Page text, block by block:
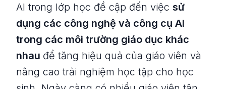
AI trong lớp học đề cập đến việc sử
dụng các công nghệ và công cụ AI
trong các môi trường giáo dục khác
nhau để tăng hiệu quả của giáo viên và
nâng cao trải nghiệm học tập cho học